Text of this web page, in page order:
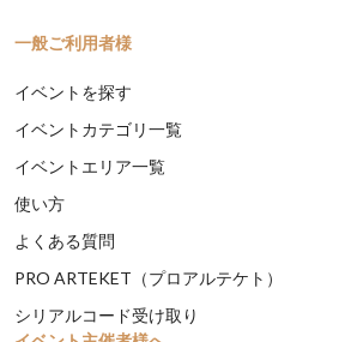
一般ご利用者様
イベントを探す
イベントカテゴリ一覧
イベントエリア一覧
使い方
よくある質問
PRO ARTEKET（プロアルテケト）
シリアルコード受け取り